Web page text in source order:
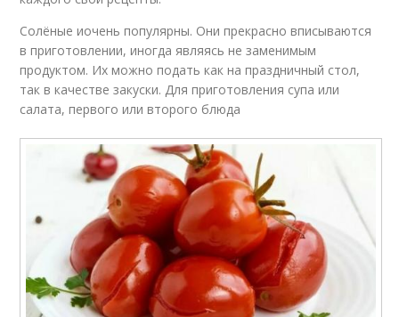
Солёные иочень популярны. Они прекрасно вписываются
в приготовлении, иногда являясь не заменимым
продуктом. Их можно подать как на праздничный стол,
так в качестве закуски. Для приготовления супа или
салата, первого или второго блюда